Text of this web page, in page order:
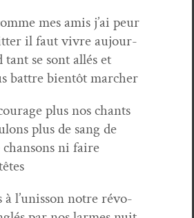
mes amis j’ai peur
il faut vivre aujour­
tant se sont allés et
bat­tre bien­tôt marcher
plus nos chants
plus de sang de
chan­sons ni faire
à l’u­nis­son notre révo­